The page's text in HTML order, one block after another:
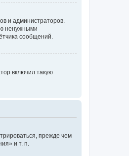
и администраторов.
ненужными
сообщений.
включил такую
прежде чем
и т. п.